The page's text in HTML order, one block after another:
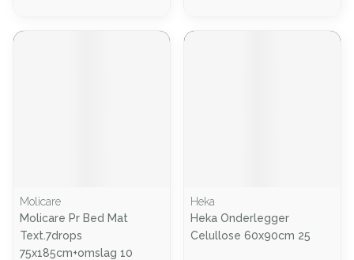
Molicare
Molicare Pr Bed Mat
Text.7drops
75x185cm+omslag 10
Heka
Heka Onderlegger
Celullose 60x90cm 25